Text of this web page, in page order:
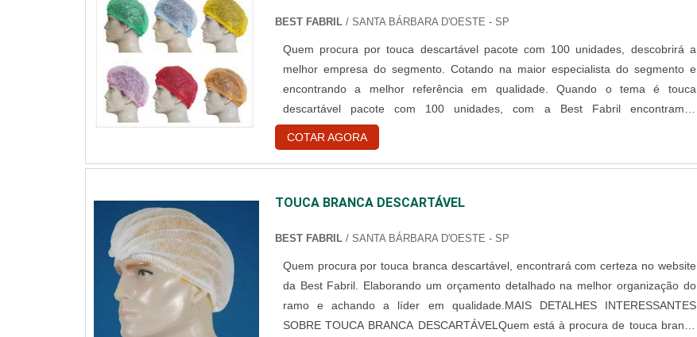
BEST FABRIL / SANTA BÁRBARA D'OESTE - SP
Quem procura por touca descartável pacote com 100 unidades, descobrirá a
melhor empresa do segmento. Cotando na maior especialista do segmento e
encontrando a melhor referência em qualidade. Quando o tema é touca
descartável pacote com 100 unidades, com a Best Fabril encontramos
assertividade com pagamento acessível.DETALHES SOBRE TOUCA
DESCARTÁVEL PACOTE COM 100 UNIDADESA Best Fabril objetiva seus
reforços em criar para cada cliente um...
COTAR AGORA
TOUCA BRANCA DESCARTÁVEL
BEST FABRIL / SANTA BÁRBARA D'OESTE - SP
Quem procura por touca branca descartável, encontrará com certeza no website
da Best Fabril. Elaborando um orçamento detalhado na melhor organização do
ramo e achando a líder em qualidade.MAIS DETALHES INTERESSANTES
SOBRE TOUCA BRANCA DESCARTÁVELQuem está à procura de touca branca